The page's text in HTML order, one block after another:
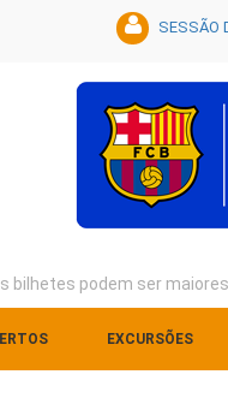
SESSÃO
podem ser maiores
EXCURSÕES